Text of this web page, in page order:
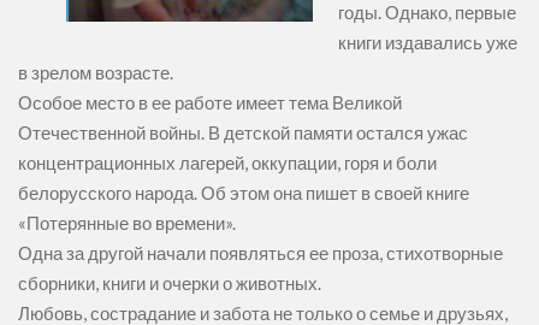
годы. Однако, первые
книги издавались уже
в зрелом возрасте.
Особое место в ее работе имеет тема Великой
Отечественной войны. В детской памяти остался ужас
концентрационных лагерей, оккупации, горя и боли
белорусского народа. Об этом она пишет в своей книге
«Потерянные во времени».
Одна за другой начали появляться ее проза, стихотворные
сборники, книги и очерки о животных.
Любовь, сострадание и забота не только о семье и друзьях,